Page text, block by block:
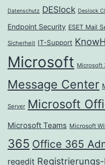
Datenschutz DESlock Deslock
Endpoint Security ESET Mail
Sicherheit IT-Support
Microsoft Microsoft
Message Center
Server Microsoft
Microsoft Teams Microsoft
365 Office 365
regedit